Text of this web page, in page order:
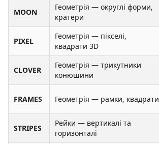
MOON
Геометрія — округлі форми,
кратери
PIXEL
Геометрія — пікселі,
квадрати 3D
CLOVER
Геометрія — трикутники
конюшини
FRAMES Геометрія — рамки, квадрати
STRIPES
Рейки — вертикалі та
горизонталі